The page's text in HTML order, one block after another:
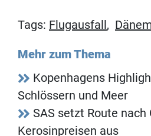
Tags: Flugausfall ,
Mehr zum Thema
Kopenhagens
Schlössern und Meer
SAS setzt Route nach
Kerosinpreisen aus